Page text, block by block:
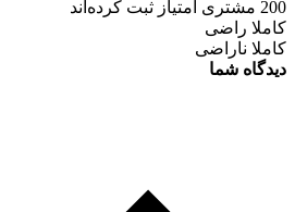
200 مشتری امتیاز ثبت کرده‌اند
کاملا راضی
کاملا ناراضی
دیدگاه شما